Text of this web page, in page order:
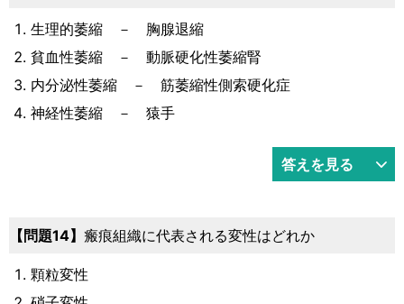
生理的萎縮 － 胸腺退縮
貧血性萎縮 － 動脈硬化性萎縮腎
内分泌性萎縮 － 筋萎縮性側索硬化症
神経性萎縮 － 猿手
答えを見る
14 瘢痕組織に代表される変性はどれか
顆粒変性